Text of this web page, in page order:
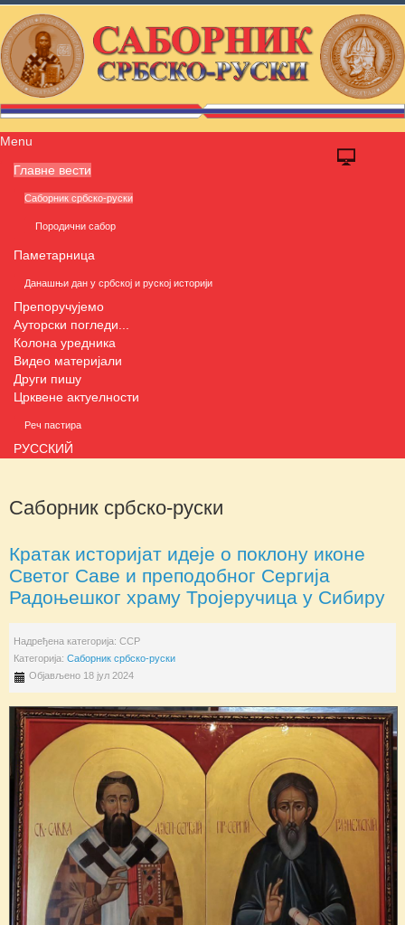
Menu
Главне вести
Саборник србско-руски
Породични сабор
Паметарница
Данашњи дан у србској и руској историји
Препоручујемо
Ауторски погледи...
Колона уредника
Видео материјали
Други пишу
Црквене актуелности
Реч пастира
РУССКИЙ
Саборник србско-руски
Кратак историјат идеје о поклону иконе
Светог Саве и преподобног Сергија
Радоњешког храму Тројеручица у Сибиру
Надређена категорија: ССР
Категорија: Саборник србско-руски
Објављено 18 јул 2024